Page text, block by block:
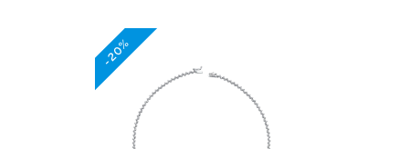
-20%